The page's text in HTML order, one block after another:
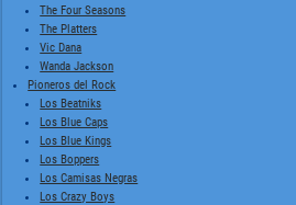
The Four Seasons
The Platters
Vic Dana
Wanda Jackson
Pioneros del Rock
Los Beatniks
Los Blue Caps
Los Blue Kings
Los Boppers
Los Camisas Negras
Los Crazy Boys